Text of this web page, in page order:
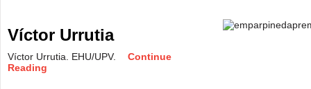
Víctor Urrutia
Víctor Urrutia. EHU/UPV.
Continue
Reading